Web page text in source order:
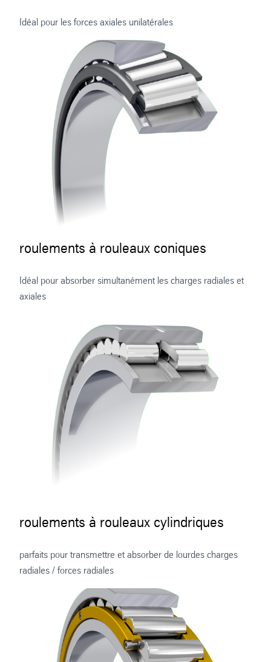
Idéal pour les forces axiales unilatérales
roulements à rouleaux coniques
Idéal pour absorber simultanément les charges radiales et
axiales
roulements à rouleaux cylindriques
parfaits pour transmettre et absorber de lourdes charges
radiales / forces radiales